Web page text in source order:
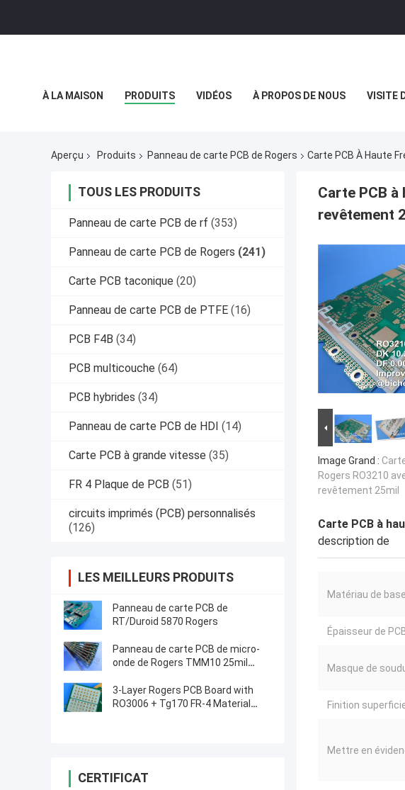
À LA MAISON PRODUITS VIDÉOS À PROPOS DE NOUS VISITE
Aperçu Produits Panneau de carte PCB de Rogers Carte PCB À Haute
TOUS LES PRODUITS
Panneau de carte PCB de rf (353)
Panneau de carte PCB de Rogers (241)
Carte PCB taconique (20)
Panneau de carte PCB de PTFE (16)
PCB F4B (34)
PCB multicouche (64)
PCB hybrides (34)
Panneau de carte PCB de HDI (14)
Carte PCB à grande vitesse (35)
FR 4 Plaque de PCB (51)
circuits imprimés (PCB) personnalisés
(126)
LES MEILLEURS PRODUITS
Panneau de carte PCB de
RT/Duroid 5870 Rogers
Panneau de carte PCB de micro-
onde de Rogers TMM10 25mil
diélectriques
3-Layer Rogers PCB Board with
RO3006 + Tg170 FR-4 Material
CERTIFICAT
Carte PCB
revêtement
Image Grand :
Rogers RO3210
revêtement 25mil
Carte PCB à
description de
Matériau de
Épaisseur de
Masque de
Finition
Mettre en